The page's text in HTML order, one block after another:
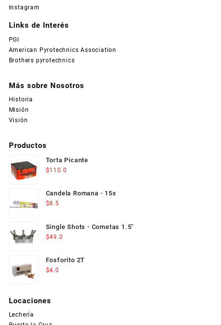
Instagram
Links de Interés
PGI
American Pyrotechnics Association
Brothers pyrotechnics
Más sobre Nosotros
Historia
Misión
Visión
Productos
Torta Picante
$110.0
Candela Romana - 15s
$8.5
Single Shots - Cometas 1.5"
$49.0
Fosforito 2T
$4.0
Locaciones
Lechería